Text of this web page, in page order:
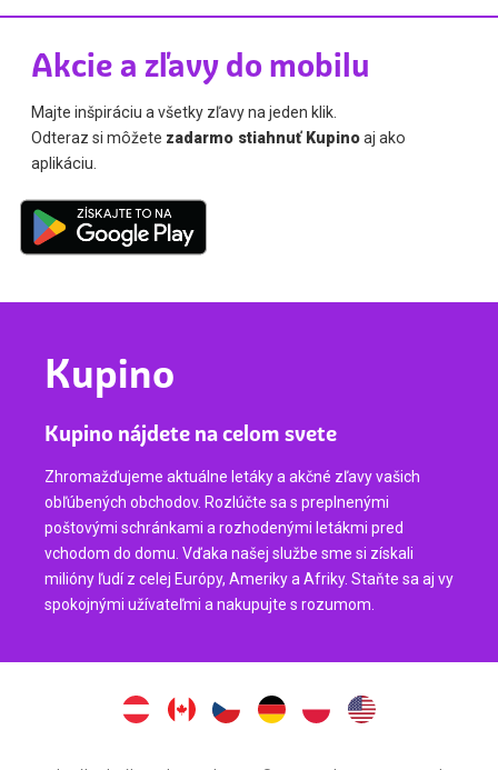
Akcie a zľavy do mobilu
Majte inšpiráciu a všetky zľavy na jeden klik.
Odteraz si môžete zadarmo stiahnuť Kupinoaj ako
aplikáciu.
Kupino
Kupino nájdete na celom svete
Zhromažďujeme aktuálne letáky a akčné zľavy vašich
obľúbených obchodov. Rozlúčte sa s preplnenými
poštovými schránkami a rozhodenými letákmi pred
vchodom do domu. Vďaka našej službe sme si získali
milióny ľudí z celej Európy, Ameriky a Afriky. Staňte sa aj vy
spokojnými užívateľmi a nakupujte s rozumom.